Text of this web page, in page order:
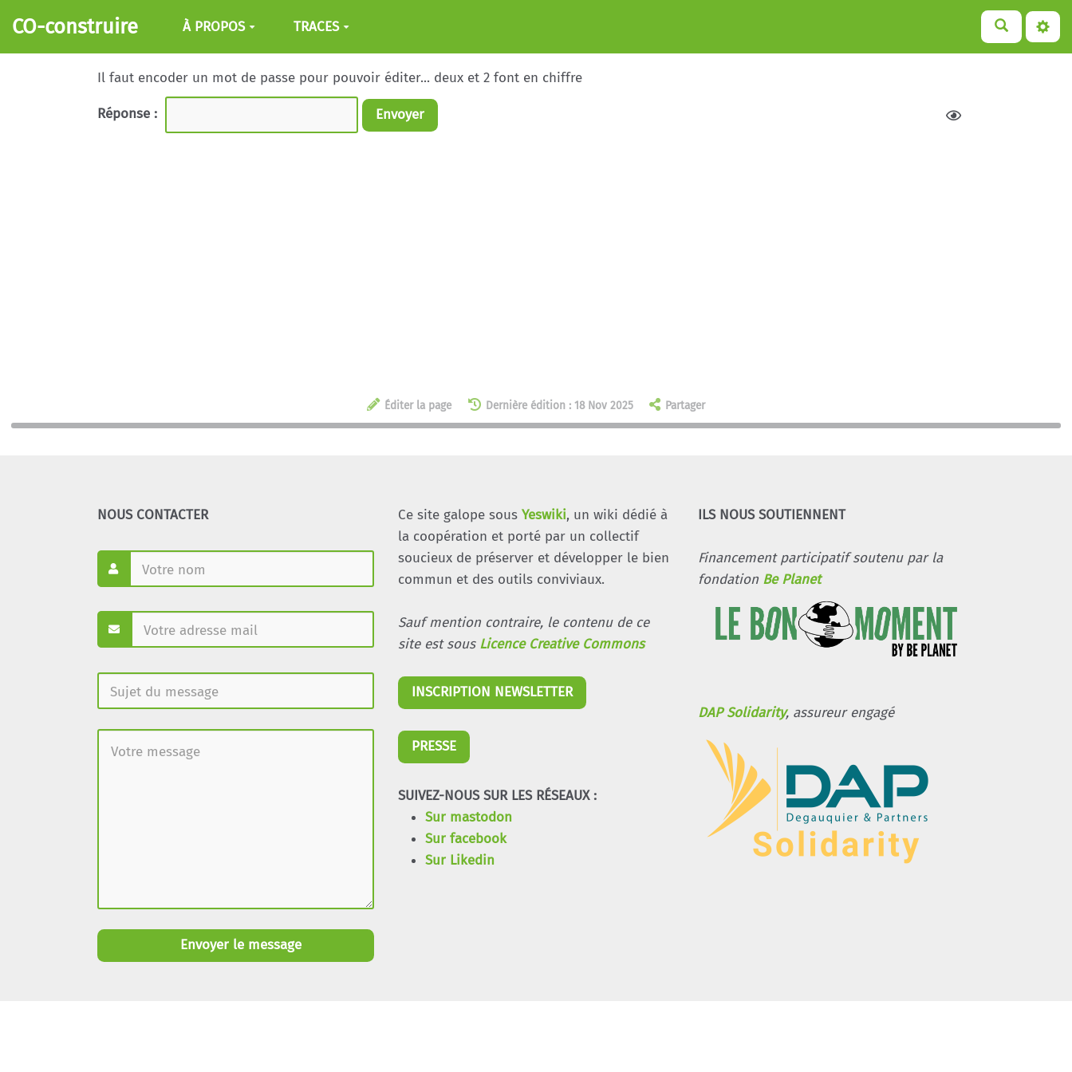
Aller au contenu principal
CO-construire À PROPOS TRACES
Il faut encoder un mot de passe pour pouvoir éditer... deux et 2 font en chiffre
Réponse : Envoyer
Éditer la page Dernière édition : 18 Nov 2025 Partager
NOUS CONTACTER
Envoyer le message
Ce site galope sous Yeswiki, un wiki dédié à
la coopération et porté par un collectif
soucieux de préserver et développer le bien
commun et des outils conviviaux.
Sauf mention contraire, le contenu de ce
site est sous Licence Creative Commons
INSCRIPTION NEWSLETTER
PRESSE
SUIVEZ-NOUS SUR LES RÉSEAUX :
Sur mastodon
Sur facebook
Sur Likedin
ILS NOUS SOUTIENNENT
Financement participatif soutenu par la
fondation Be Planet
DAP Solidarity, assureur engagé